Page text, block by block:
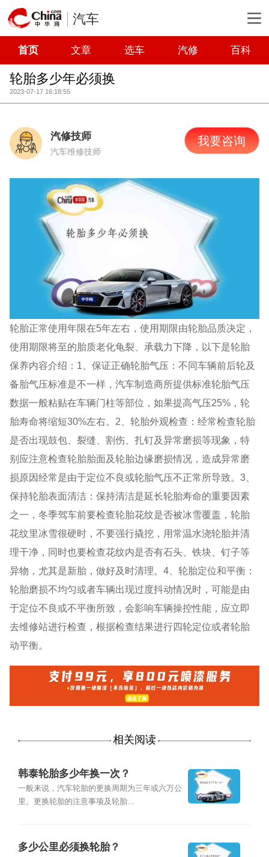
汽车
首页 文章 选车 汽修 百科
轮胎多少年必须换
2023-07-17 16:18:55
汽修技师
汽车维修技师
我要咨询
轮胎正常使用年限在5年左右，使用期限由轮胎品质决定，
使用期限将至的胎质老化龟裂、承载力下降，以下是轮胎
保养内容介绍：1、保证正确轮胎气压：不同车辆前后轮及
备胎气压标准是不一样，汽车制造商所提供标准轮胎气压
数据一般粘贴在车辆门柱等部位，如果提高气压25%，轮
胎寿命将缩短30%左右。2、轮胎外观检查：经常检查轮胎
是否出现鼓包、裂缝、割伤、扎钉及异常磨损等现象，特
别应注意检查轮胎胎面及轮胎边缘磨损情况，造成异常磨
损原因经常是由于定位不良或轮胎气压不正常所导致。3、
保持轮胎表面清洁：保持清洁是延长轮胎寿命的重要因素
之一，冬季驾车前要检查轮胎花纹是否被冰雪覆盖，轮胎
花纹里冰雪很硬时，不要强行撬挖，用常温水浇轮胎并清
理干净，同时也要检查花纹内是否有石头、铁块、钉子等
异物，尤其是新胎，做好及时清理。4、轮胎定位和平衡：
轮胎磨损不均匀或者车辆出现过度抖动情况时，可能是由
于定位不良或不平衡所致，会影响车辆操控性能，应立即
去维修站进行检查，根据检查结果进行四轮定位或者轮胎
动平衡。
相关阅读
韩泰轮胎多少年换一次？
一般来说，汽车轮胎的更换周期为三年或六万公
里。更换轮胎的注意事项及轮胎...
多少公里必须换轮胎？